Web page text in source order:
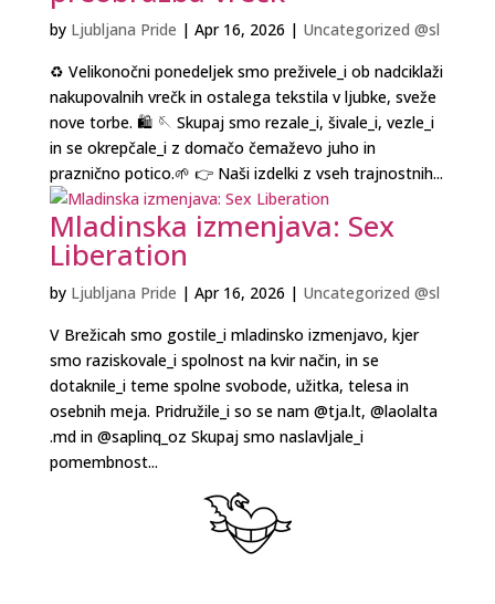
by Ljubljana Pride | Apr 16, 2026 | Uncategorized @sl
♻️ Velikonočni ponedeljek smo preživele_i ob nadciklaži
nakupovalnih vrečk in ostalega tekstila v ljubke, sveže
nove torbe. 🛍️ 🪡 Skupaj smo rezale_i, šivale_i, vezle_i
in se okrepčale_i z domačo čemaževo juho in
praznično potico.🌱 👉 Naši izdelki z vseh trajnostnih...
Mladinska izmenjava: Sex
Liberation
by Ljubljana Pride | Apr 16, 2026 | Uncategorized @sl
V Brežicah smo gostile_i mladinsko izmenjavo, kjer
smo raziskovale_i spolnost na kvir način, in se
dotaknile_i teme spolne svobode, užitka, telesa in
osebnih meja. Pridružile_i so se nam @‌tja.lt, @laolalta
.md in @‌saplinq_oz Skupaj smo naslavljale_i
pomembnost...